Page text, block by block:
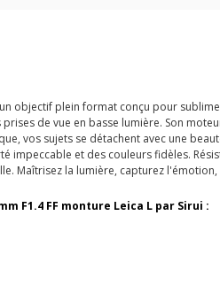
objectif plein format conçu pour
de vue en basse lumière. Son
vos sujets se détachent avec une
impeccable et des couleurs fidèles.
Maîtrisez la lumière, capturez
F1.4 FF monture Leica L par Sirui :